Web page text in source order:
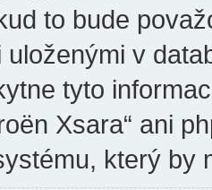
to bude
v
tyto
Xsara“ ani
který by